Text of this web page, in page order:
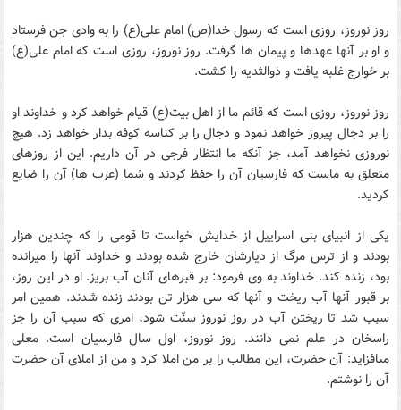
روز نوروز، روزى است که رسول خدا(ص) امام على(ع) را به وادى جن فرستاد
و او بر آنها عهدها و پيمان ها گرفت. روز نوروز، روزى است که امام على(ع)
بر خوارج غلبه يافت و ذوالثديه را کشت.
روز نوروز، روزى است که قائم ما از اهل بيت(ع) قيام خواهد کرد و خداوند او
را بر دجال پيروز خواهد نمود و دجال را بر کناسه کوفه بدار خواهد زد. هيچ
نوروزى نخواهد آمد، جز آنکه ما انتظار فرجى در آن داريم. اين از روزهاى
متعلق به ماست که فارسيان آن را حفظ کردند و شما (عرب ها) آن را ضايع
کرديد.
يکى از انبياى بنى ‏اسراييل از خدايش خواست تا قومى را که چندين هزار
بودند و از ترس مرگ از ديارشان خارج شده بودند و خداوند آنها را ميرانده
بود، زنده کند. خداوند به وى فرمود: بر قبرهاى آنان آب بريز. او در اين روز،
بر قبور آنها آب ريخت و آنها که سى هزار تن بودند زنده شدند. همين امر
سبب شد تا ريختن آب در روز نوروز سنّت شود، امرى که سبب آن را جز
راسخان در علم نمى ‏دانند. روز نوروز، اول سال فارسيان است. معلى
مى‏افزايد: آن حضرت، اين مطالب را بر من املا کرد و من از املاى آن حضرت
آن را نوشتم.